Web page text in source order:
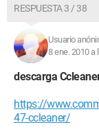
RESPUESTA 3 / 38
Usuario
8 ene. 2010 a
descarga
https://
47-ccleaner/